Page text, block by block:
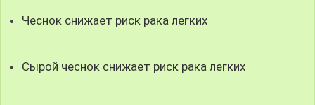
Чеснок снижает риск рака легких
Сырой чеснок снижает риск рака легких